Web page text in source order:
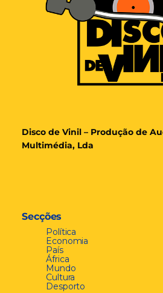
Disco de Vinil – Produção de
Multimédia, Lda
Secções
Política
Economia
País
África
Mundo
Cultura
Desporto